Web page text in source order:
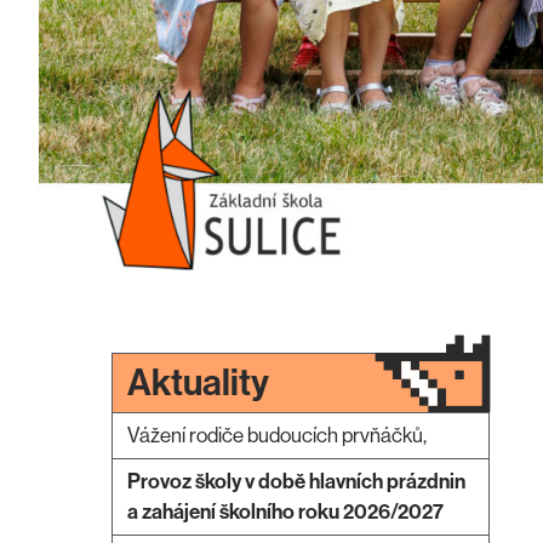
Aktuality
Vážení rodiče budoucích prvňáčků,
Provoz školy v době hlavních prázdnin
a zahájení školního roku 2026/2027